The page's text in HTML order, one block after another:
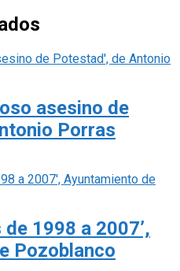
asesino de
Porras
1998 a 2007’,
Pozoblanco